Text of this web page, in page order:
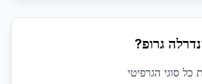
גרופ?
סוגי הגרפיטי